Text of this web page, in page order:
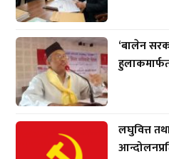
‘बालेन
लघुवित्त